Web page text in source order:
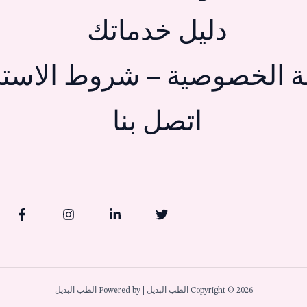
دليل خدماتك
الخصوصية – شروط
اتصل بنا
Copyright © 2026 الطب البديل | Powered by الطب البديل